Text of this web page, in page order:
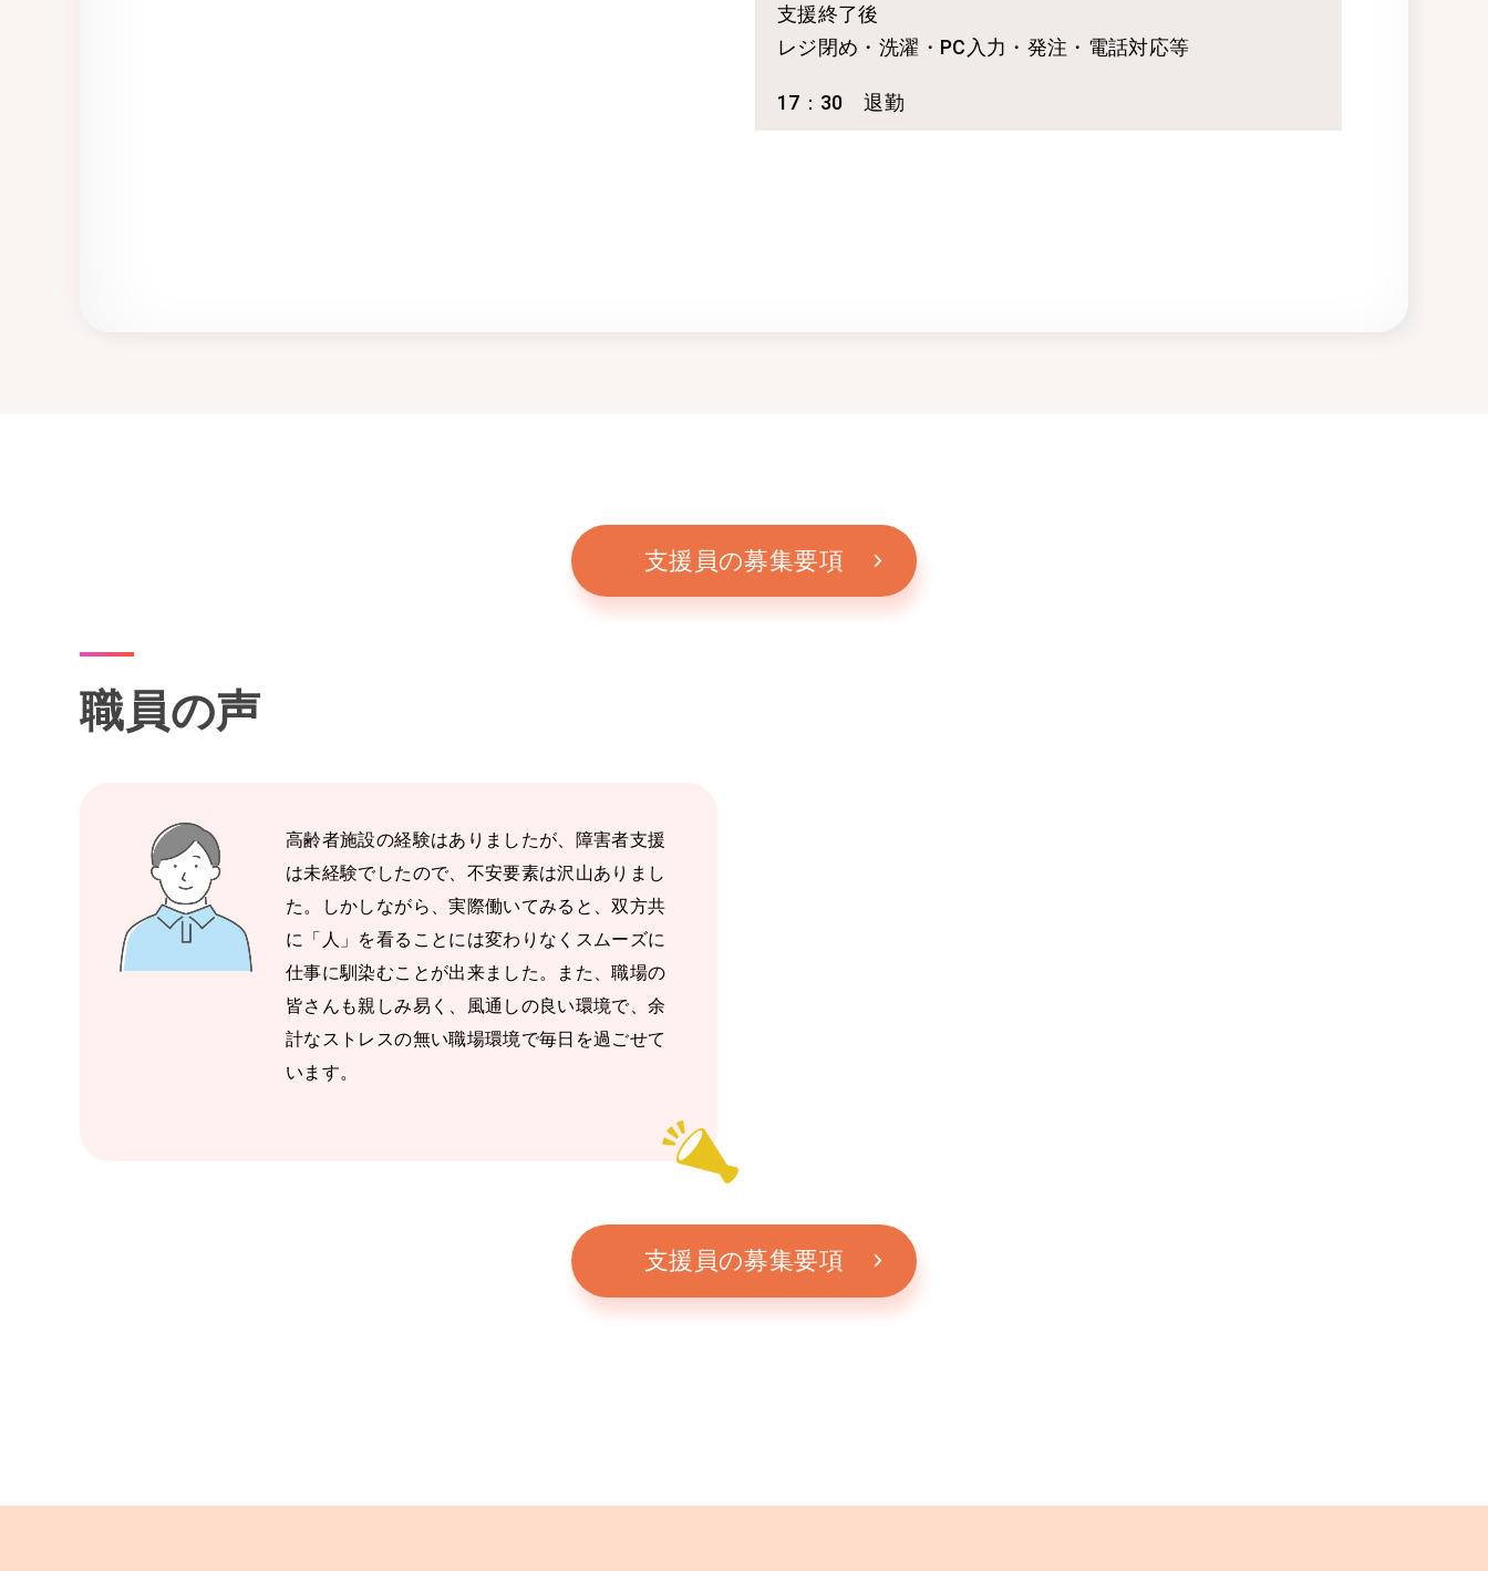
支援終了後
レジ閉め・洗濯・PC入力・発注・電話対応等
17：30 退勤
支援員の募集要項
職員の声
高齢者施設の経験はありましたが、障害者支援
は未経験でしたので、不安要素は沢山ありまし
た。しかしながら、実際働いてみると、双方共
に「人」を看ることには変わりなくスムーズに
仕事に馴染むことが出来ました。また、職場の
皆さんも親しみ易く、風通しの良い環境で、余
計なストレスの無い職場環境で毎日を過ごせて
います。
支援員の募集要項